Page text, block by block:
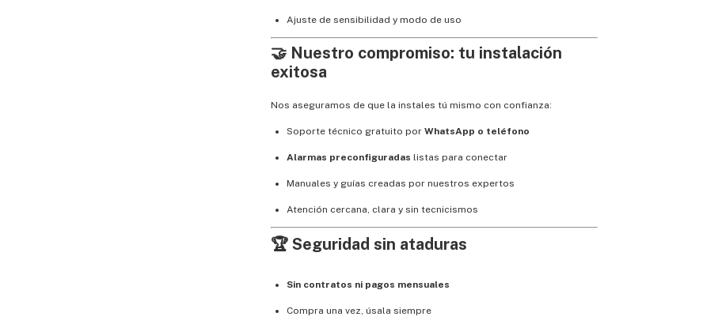
Ajuste de sensibilidad y modo de uso
🤝 Nuestro compromiso: tu instalación
exitosa
Nos aseguramos de que la instales tú mismo con confianza:
Soporte técnico gratuito por WhatsApp o teléfono
Alarmas preconfiguradas listas para conectar
Manuales y guías creadas por nuestros expertos
Atención cercana, clara y sin tecnicismos
🏆 Seguridad sin ataduras
Sin contratos ni pagos mensuales
Compra una vez, úsala siempre